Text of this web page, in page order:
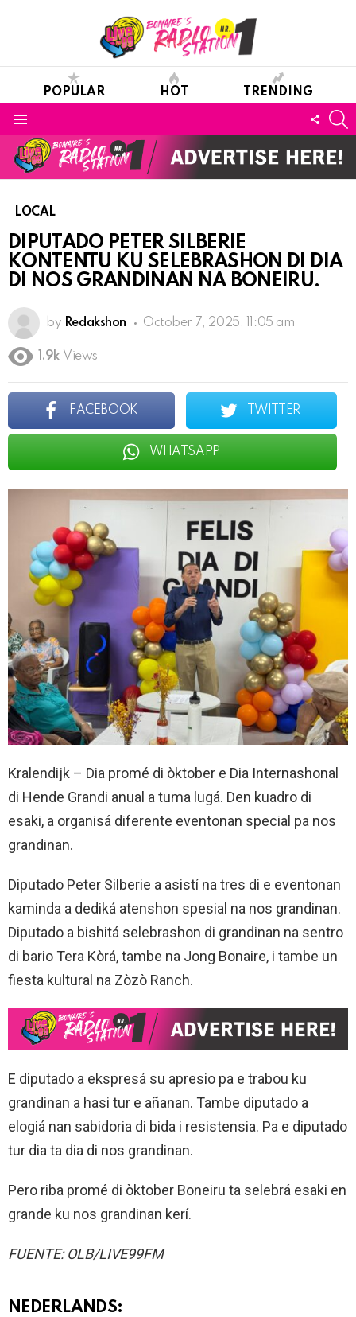
POPULAR HOT TRENDING
LOCAL
DIPUTADO PETER SILBERIE
KONTENTU KU SELEBRASHON DI DIA
DI NOS GRANDINAN NA BONEIRU.
by Redakshon October 7, 2025, 11:05 am
1.9k Views
FACEBOOK TWITTER
WHATSAPP
Kralendijk – Dia promé di òktober e Dia Internashonal
di Hende Grandi anual a tuma lugá. Den kuadro di
esaki, a organisá diferente eventonan special pa nos
grandinan.
Diputado Peter Silberie a asistí na tres di e eventonan
kaminda a dediká atenshon spesial na nos grandinan.
Diputado a bishitá selebrashon di grandinan na sentro
di bario Tera Kòrá, tambe na Jong Bonaire, i tambe un
fiesta kultural na Zòzò Ranch.
E diputado a ekspresá su apresio pa e trabou ku
grandinan a hasi tur e añanan. Tambe diputado a
elogiá nan sabidoria di bida i resistensia. Pa e diputado
tur dia ta dia di nos grandinan.
Pero riba promé di òktober Boneiru ta selebrá esaki en
grande ku nos grandinan kerí.
FUENTE: OLB/LIVE99FM
NEDERLANDS: